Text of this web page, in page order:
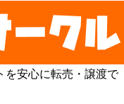
を安心に転売・譲渡で